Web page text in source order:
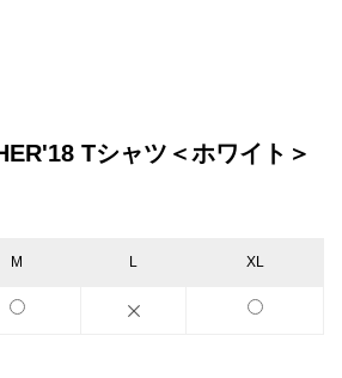
Tシャツ＜ホワイト＞
M L XL